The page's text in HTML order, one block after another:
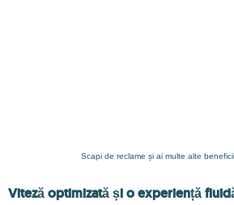
Scapi de reclame și ai multe alte
Viteză optimizată și o experiență